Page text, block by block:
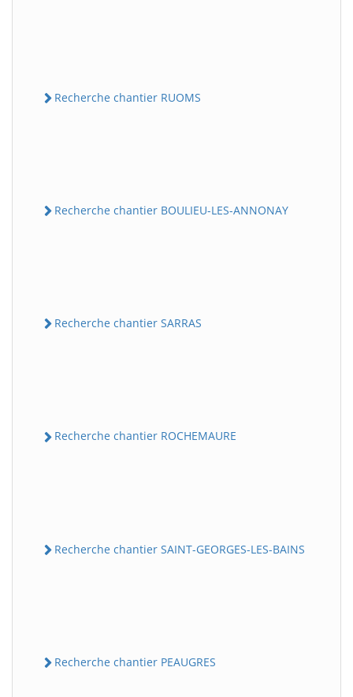
Recherche chantier RUOMS
Recherche chantier BOULIEU-LES-ANNONAY
Recherche chantier SARRAS
Recherche chantier ROCHEMAURE
Recherche chantier SAINT-GEORGES-LES-BAINS
Recherche chantier PEAUGRES